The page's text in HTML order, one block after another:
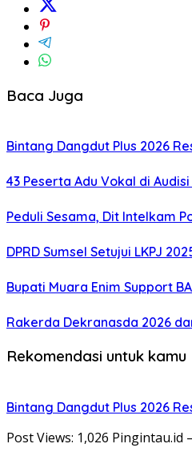
Baca Juga
Bintang Dangdut Plus 2026
43 Peserta Adu Vokal di
Peduli Sesama, Dit Intelkam
DPRD Sumsel Setujui LKPJ
Bupati Muara Enim Support
Rakerda Dekranasda 2026
Rekomendasi untuk kamu
Bintang Dangdut Plus 2026
Post Views: 1,026